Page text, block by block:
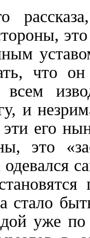
что
и
эти его
это
а стало
уже